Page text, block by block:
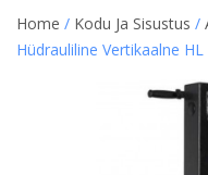
Home / Kodu Ja Sisustus /
Hüdrauliline Vertikaalne HL